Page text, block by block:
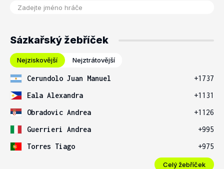
Sázkařský žebříček
Nejziskovější Nejztrátovější
Cerundolo Juan Manuel
+1737
Eala Alexandra
+1131
Obradovic Andrea
+1126
Guerrieri Andrea
+995
Torres Tiago
+975
Celý žebříček